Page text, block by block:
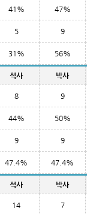
41% 47%
5 9
31% 56%
석사 박사
8 9
44% 50%
9 9
47.4% 47.4%
석사 박사
14 7